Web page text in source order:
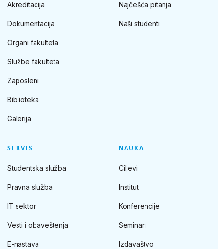
Akreditacija
Dokumentacija
Organi fakulteta
Službe fakulteta
Zaposleni
Biblioteka
Galerija
Najčešća pitanja
Naši studenti
SERVIS
Studentska služba
Pravna služba
IT sektor
Vesti i obaveštenja
E-nastava
NAUKA
Ciljevi
Institut
Konferencije
Seminari
Izdavaštvo